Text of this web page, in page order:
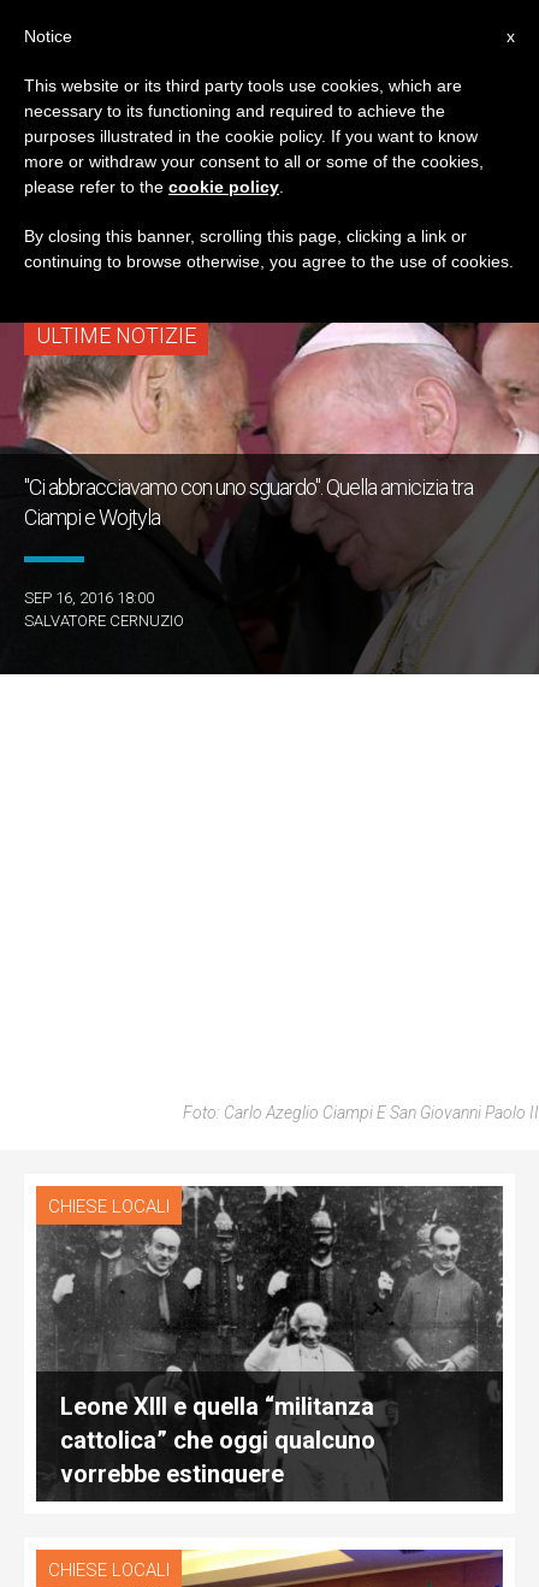
TAG
Posts Tagged
‘cattolici In Politica’
ULTIME NOTIZIE
"Ci abbracciavamo con uno sguardo". Quella amicizia tra
Ciampi e Wojtyla
SEP 16, 2016 18:00
SALVATORE CERNUZIO
Foto: Carlo Azeglio Ciampi E San Giovanni Paolo II
CHIESE LOCALI
Leone XIII e quella “militanza
cattolica” che oggi qualcuno
vorrebbe estinguere
CHIESE LOCALI
x
Notice
This website or its third party tools use cookies, which are
necessary to its functioning and required to achieve the
purposes illustrated in the cookie policy. If you want to know
more or withdraw your consent to all or some of the cookies,
please refer to the cookie policy
By closing this banner, scrolling this page, clicking a link or
continuing to browse otherwise, you agree to the use of cookies.